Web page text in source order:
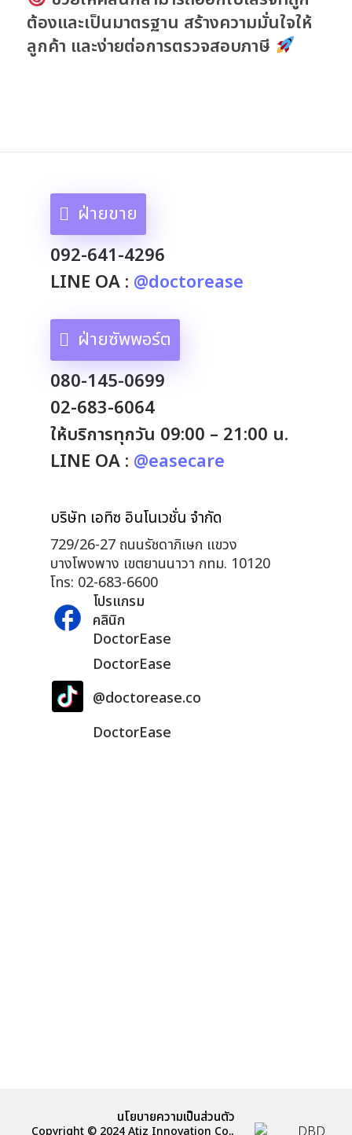
ต้องและเป็นมาตรฐาน สร้างความมั่นใจให้
ลูกค้า และง่ายต่อการตรวจสอบภาษี
ฝ่ายขาย
092-641-4296
LINE OA : @doctorease
ฝ่ายซัพพอร์ต
080-145-0699
02-683-6064
ให้บริการทุกวัน 09:00 – 21:00 น.
LINE OA : @easecare
บริษัท เอทิซ อินโนเวชั่น จำกัด
729/26-27 ถนนรัชดาภิเษก แขวง
บางโพงพาง เขตยานนาวา กทม. 10120
โทร: 02-683-6600
โปรแกรม
คลินิก
DoctorEase
DoctorEase
@doctorease.co
DoctorEase
นโยบายความเป็นส่วนตัว
Copyright © 2024 Atiz Innovation Co.,